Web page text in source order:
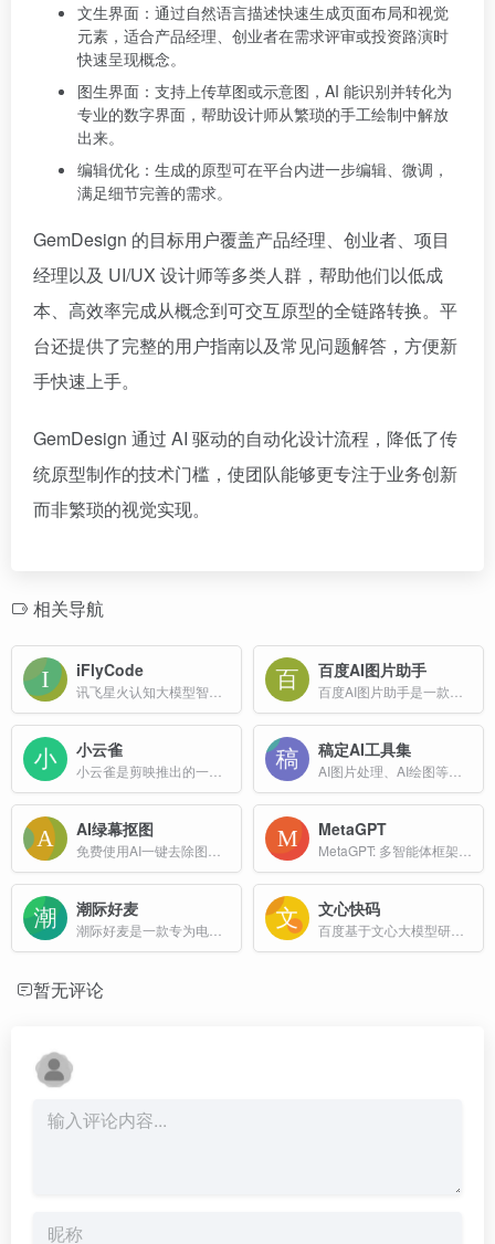
文生界面：通过自然语言描述快速生成页面布局和视觉
元素，适合产品经理、创业者在需求评审或投资路演时
快速呈现概念。
图生界面：支持上传草图或示意图，AI 能识别并转化为
专业的数字界面，帮助设计师从繁琐的手工绘制中解放
出来。
编辑优化：生成的原型可在平台内进一步编辑、微调，
满足细节完善的需求。
GemDesign 的目标用户覆盖产品经理、创业者、项目
经理以及 UI/UX 设计师等多类人群，帮助他们以低成
本、高效率完成从概念到可交互原型的全链路转换。平
台还提供了完整的用户指南以及常见问题解答，方便新
手快速上手。
GemDesign 通过 AI 驱动的自动化设计流程，降低了传
统原型制作的技术门槛，使团队能够更专注于业务创新
而非繁琐的视觉实现。
相关导航
iFlyCode 百度AI图片助手
小云雀 稿定AI工具集
AI绿幕抠图 MetaGPT
潮际好麦 文心快码
暂无评论